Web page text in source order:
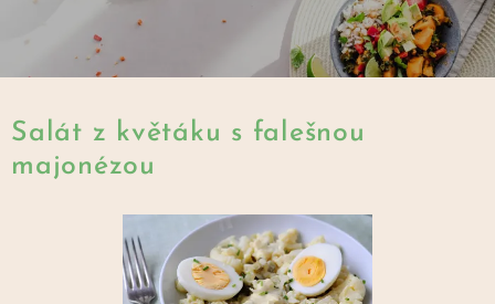
Salát z květáku s falešnou
majonézou